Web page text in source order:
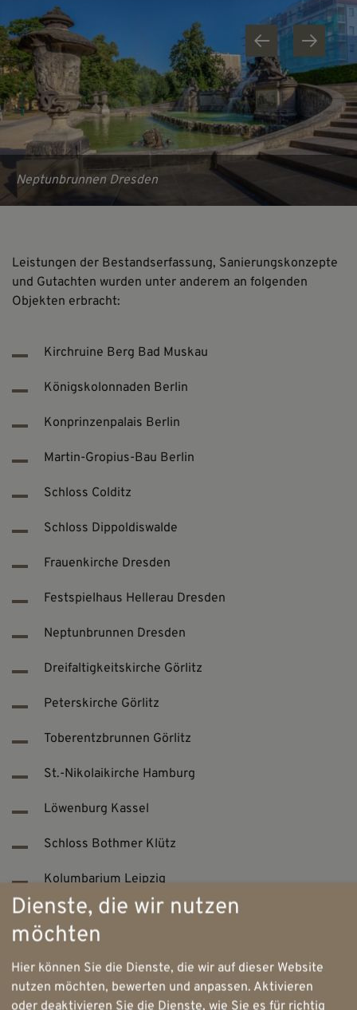
Neptunbrunnen Dresden
Leistungen der Bestandserfassung, Sanierungskonzepte
und Gutachten wurden unter anderem an folgenden
Objekten erbracht:
Kirchruine Berg Bad Muskau
Königskolonnaden Berlin
Konprinzenpalais Berlin
Martin-Gropius-Bau Berlin
Schloss Colditz
Schloss Dippoldiswalde
Frauenkirche Dresden
Festspielhaus Hellerau Dresden
Neptunbrunnen Dresden
Dreifaltigkeitskirche Görlitz
Peterskirche Görlitz
Toberentzbrunnen Görlitz
St.-Nikolaikirche Hamburg
Löwenburg Kassel
Schloss Bothmer Klütz
Kolumbarium Leipzig
Schloss Ludwigslust
Preussensäulen Rügen
Dienste, die wir nutzen
möchten
Hier können Sie die Dienste, die wir auf dieser Website
nutzen möchten, bewerten und anpassen. Aktivieren
oder deaktivieren Sie die Dienste, wie Sie es für richtig